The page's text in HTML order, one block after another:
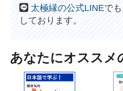
太極縁の公式LINEで
しております。
あなたにオススメ